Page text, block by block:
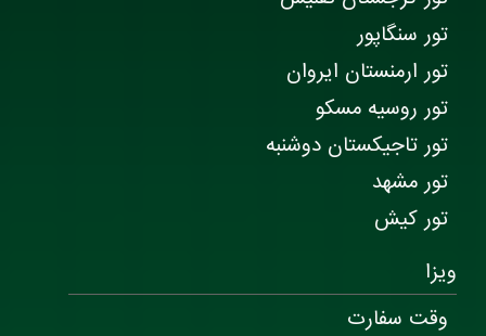
تور سنگاپور
تور ارمنستان ایروان
تور روسیه مسکو
تور تاجیکستان دوشنبه
تور مشهد
تور کیش
ویزا
وقت سفارت